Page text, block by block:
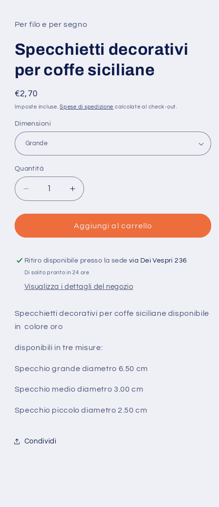
1
in
modale
Per filo e per segno
Specchietti decorativi
per coffe siciliane
Prezzo
di
€2,70
Imposte incluse.Spese di spedizione calcolate al check-out.
Dimensioni
Quantità
Quantità
Diminuisci
quantità
per
decorativi
coffe
siciliane
Aumenta
quantità
per
Specchietti
decorativi
coffe
siciliane
Aggiungi al carrello
Ritiro disponibile presso la sedevia Dei Vespri 236
Di solito pronto in 24 ore
Visualizza i dettagli del negozio
Specchietti decorativi per coffe siciliane disponibile
in colore oro
disponibili in tre misure:
Specchio grande diametro 6.50 cm
Specchio medio diametro 3.00 cm
Specchio piccolo diametro 2.50 cm
Condividi